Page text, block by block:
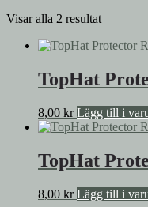
Visar alla 2 resultat
TopHat
8,00 kr Lägg till i
TopHat
8,00 kr Lägg till i